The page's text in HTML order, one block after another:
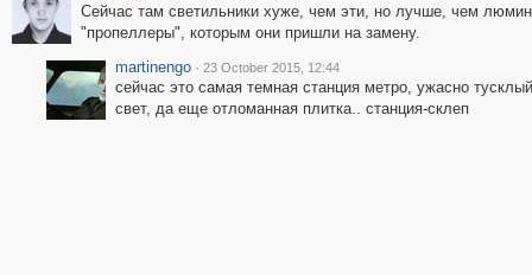
Сейчас там светильники хуже, чем эти, но лучше, чем
"пропеллеры", которым они пришли на замену.
martinengo · 23 October 2015, 12:44
сейчас это самая темная станция метро, ужасно
свет, да еще отломанная плитка.. станция-склеп